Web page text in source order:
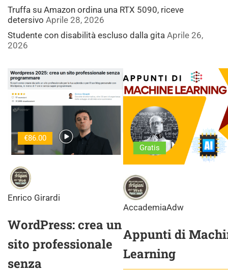
Truffa su Amazon ordina una RTX 5090, riceve
detersivo Aprile 28, 2026
Studente con disabilità escluso dalla gita Aprile 26,
2026
€86.00
Enrico Girardi
WordPress: crea un
sito professionale
senza
Gratis
AccademiaAdw
Appunti di
Learning